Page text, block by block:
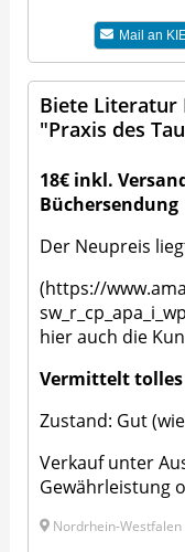
Mail an
Biete Literatur
"Praxis des
18€ inkl.
Büchersendung
Der Neupreis
(https://
hier auch die
Vermittelt tolles
Zustand: Gut
Verkauf unter
Gewährleistung
Nordrhein-Westfalen